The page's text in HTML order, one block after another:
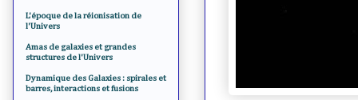
L'époque de la réionisation de
l'Univers
Amas de galaxies et grandes
structures de l'Univers
Dynamique des Galaxies : spirales et
barres, interactions et fusions